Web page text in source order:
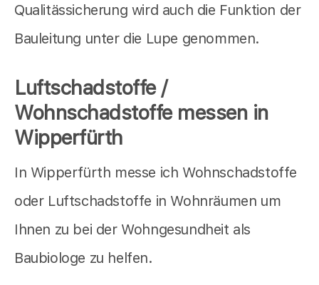
Qualitässicherung wird auch die Funktion der
Bauleitung unter die Lupe genommen.
Luftschadstoffe /
Wohnschadstoffe messen in
Wipperfürth
In Wipperfürth messe ich Wohnschadstoffe
oder Luftschadstoffe in Wohnräumen um
Ihnen zu bei der Wohngesundheit als
Baubiologe zu helfen.